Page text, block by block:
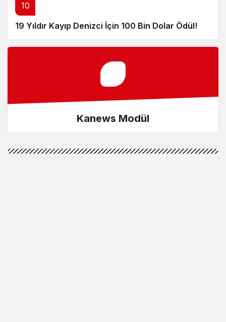
10
19 Yıldır Kayıp Denizci İçin 100 Bin Dolar Ödül!
Kanews Modül